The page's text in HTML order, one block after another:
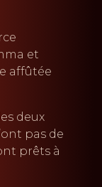
et
affûtée
deux
pas de
prêts à